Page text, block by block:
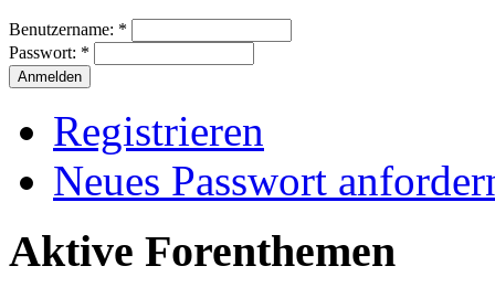
Benutzername: *
Passwort: *
Registrieren
Neues Passwort
Aktive Forenthemen